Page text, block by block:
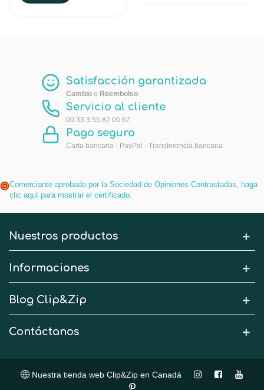
Satisfacción garantizada
Cambio o Reembolso.
Servicio al cliente
00 33 3 55 87 06 67
Pago seguro
Carta bancaria - PayPal - Transferencia bancaria
Comerciante aprobado por la Sociedad de Opiniones Contrastadas, haga
clic aquí para mostrar el certificado.
Nuestros productos
Informaciones
Blog Clip&Zip
Contáctanos
Nuestra tienda web Clip&Zip en Canadá